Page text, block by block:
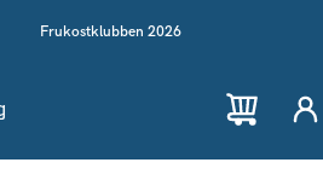
Frukostklubben 2026